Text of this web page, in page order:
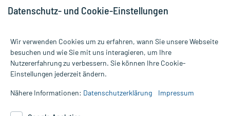
Alle Preise gelten inkl. MwSt., ggf. zzgl. Versandkosten
Informationen auf dieser Website werden ausschließlich für
die Untersuchung und Behandlung durch einen Arzt. Bitte
Datenschutz- und Cookie-Einstellungen
Wir verwenden Cookies um zu erfahren, wann Sie unsere Webseite
besuchen und wie Sie mit uns interagieren, um Ihre
Nutzererfahrung zu verbessern. Sie können Ihre Cookie-
Einstellungen jederzeit ändern.
Nähere Informationen: Datenschutzerklärung Impressum